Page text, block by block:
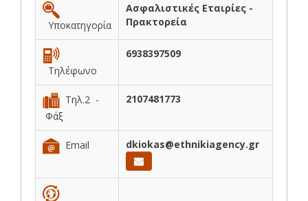
Υποκατηγορία
Ασφαλιστικές Εταιρίες -
Πρακτορεία
Τηλέφωνο
6938397509
Τηλ.2 -
Φάξ
2107481773
Email dkiokas@ethnikiagency.gr